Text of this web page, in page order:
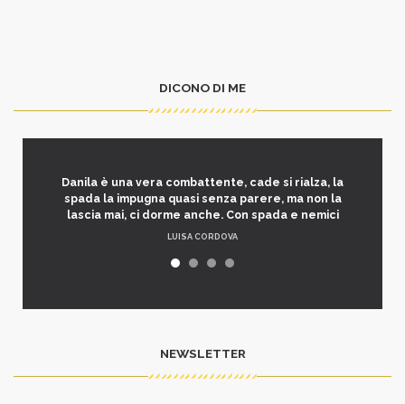
DICONO DI ME
Danila è una vera combattente, cade si rialza, la
spada la impugna quasi senza parere, ma non la
lascia mai, ci dorme anche. Con spada e nemici
LUISA CORDOVA
NEWSLETTER